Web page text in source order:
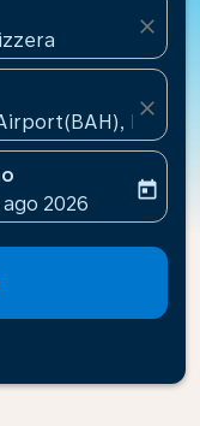
close
close
labelreturn-date-
2026
today